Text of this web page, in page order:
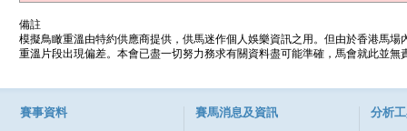
備註
模擬鳥瞰重溫由特約供應商提供，供馬迷作個人娛樂資訊之用。但由於香港馬
重溫片段出現偏差。本會已盡一切努力務求有關資料盡可能準確，馬會就此並
賽事資料 賽馬消息及資訊 分析